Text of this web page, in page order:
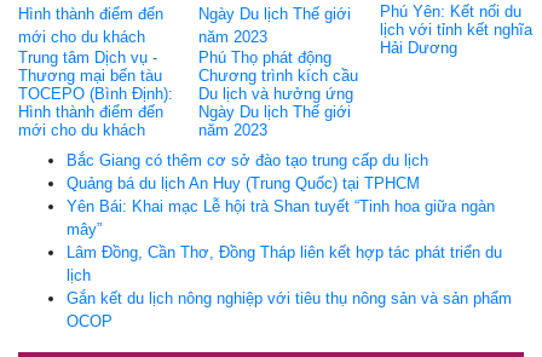
Trung tâm Dịch vụ -
Thương mại bến tàu
TOCEPO (Bình Định):
Hình thành điểm đến
mới cho du khách
Phú Thọ phát động
Chương trình kích cầu
Du lịch và hưởng ứng
Ngày Du lịch Thế giới
năm 2023
Phú Yên: Kết nối du
lịch với tỉnh kết nghĩa
Hải Dương
Bắc Giang có thêm cơ sở đào tạo trung cấp du lịch
Quảng bá du lịch An Huy (Trung Quốc) tại TPHCM
Yên Bái: Khai mạc Lễ hội trà Shan tuyết “Tinh hoa giữa ngàn
mây”
Lâm Đồng, Cần Thơ, Đồng Tháp liên kết hợp tác phát triển du
lịch
Gắn kết du lịch nông nghiệp với tiêu thụ nông sản và sản phẩm
OCOP